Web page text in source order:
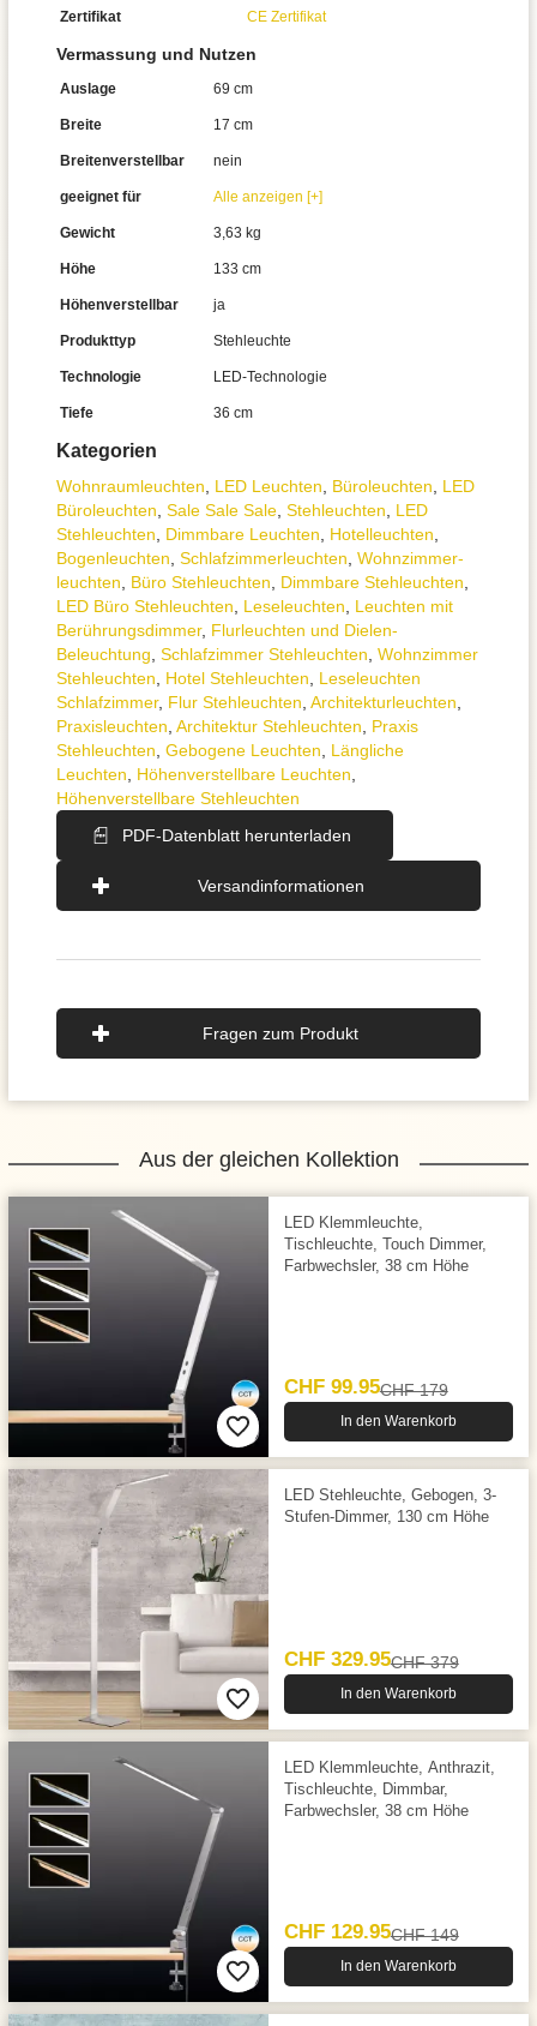
Kategorien
Wohnraum­leuchten LED Leuchten Büroleuchten
LED
Büroleuchten Sale Sale Sale Stehleuchten
LED
Stehleuchten
Dimmbare Leuchten Hotelleuchten
Bogenleuchten Schlafzimmer­leuchten Wohnzimmer­
leuchten
Büro Stehleuchten Dimmbare Stehleuchten
LED Büro Stehleuchten
Leseleuchten
Leuchten mit
Berührungsdimmer, Flurleuchten und Dielen-
Beleuchtung Schlafzimmer Stehleuchten Wohnzimmer
Stehleuchten
Hotel Stehleuchten
Leseleuchten
Schlafzimmer, Flur Stehleuchten Architektur­leuchten
Praxisleuchten Architektur Stehleuchten
Praxis
Stehleuchten Gebogene Leuchten
Längliche
Leuchten
Höhenverstellbare Leuchten
Höhenverstellbare Stehleuchten
PDF-Datenblatt herunterladen
Versandinformationen
Zertifikat CE Zertifikat
Vermassung und Nutzen
Auslage 69 cm
Breite 17 cm
Breitenverstellbar nein
geeignet für Alle anzeigen [+]
Gewicht 3,63 kg
Höhe 133 cm
Höhenverstellbar ja
Produkttyp Stehleuchte
Technologie LED-Technologie
Tiefe 36 cm
Fragen zum Produkt
Aus der gleichen Kollektion
LED Klemmleuchte,
Tischleuchte, Touch Dimmer,
Farb­wechsler, 38 cm Höhe
CHF 99.95CHF 179
In den Warenkorb
LED Stehleuchte, Gebogen, 3-
Stufen-Dimmer, 130 cm Höhe
CHF 329.95CHF 379
In den Warenkorb
LED Klemmleuchte, Anthrazit,
Tischleuchte, Dimmbar,
Farbwechsler, 38 cm Höhe
CHF 129.95CHF 149
In den Warenkorb